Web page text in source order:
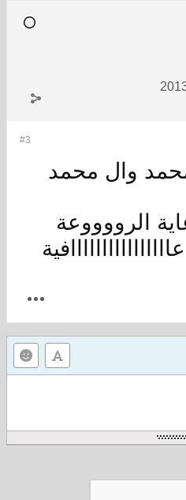
#3
وال محمد
الرووووعة